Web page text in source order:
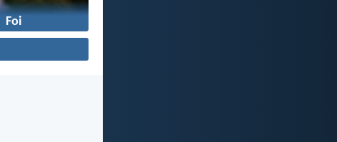
Foi